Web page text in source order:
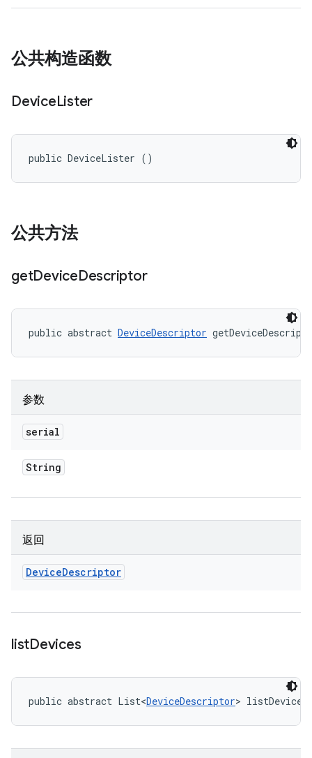
公共构造函数
DeviceLister
public DeviceLister ()
公共方法
getDeviceDescriptor
public abstract DeviceDescriptor
参数
serial
String
返回
DeviceDescriptor
listDevices
public abstract List<DeviceDescriptor>